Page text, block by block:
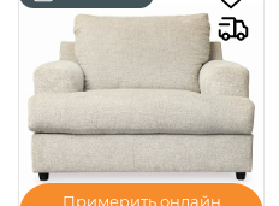
Примерить онлайн